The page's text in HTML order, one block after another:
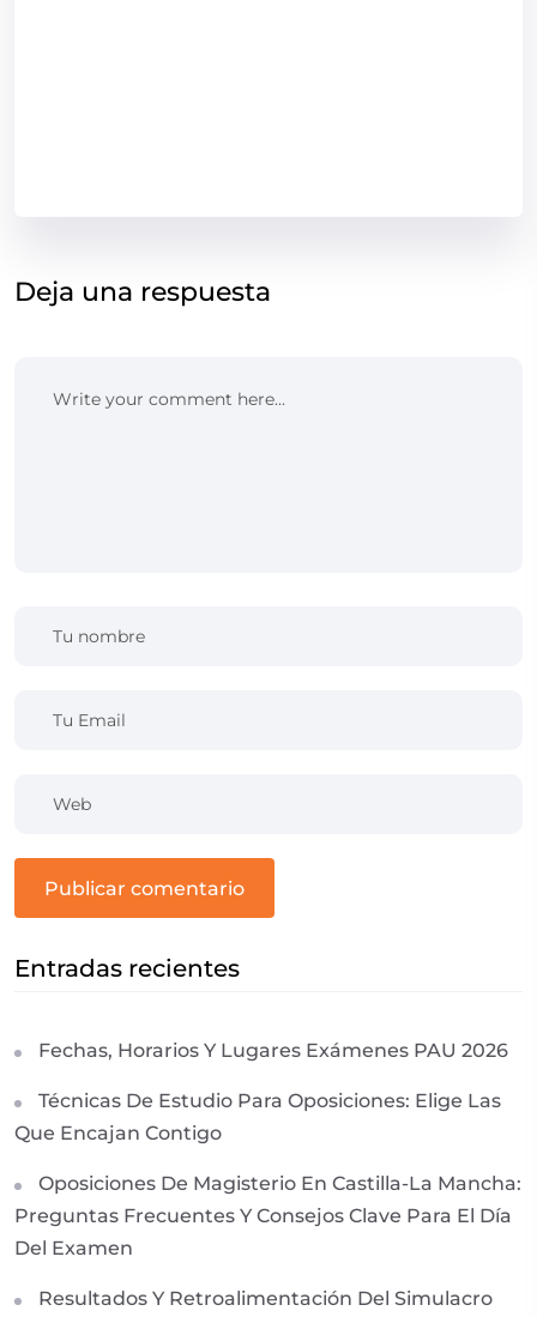
Deja una respuesta
publicar comentario
Entradas recientes
Fechas, Horarios Y Lugares Exámenes PAU 2026
Técnicas De Estudio Para Oposiciones: Elige Las
Que Encajan Contigo
Oposiciones De Magisterio En Castilla-La Mancha:
Preguntas Frecuentes Y Consejos Clave Para El Día
Del Examen
Resultados Y Retroalimentación Del Simulacro